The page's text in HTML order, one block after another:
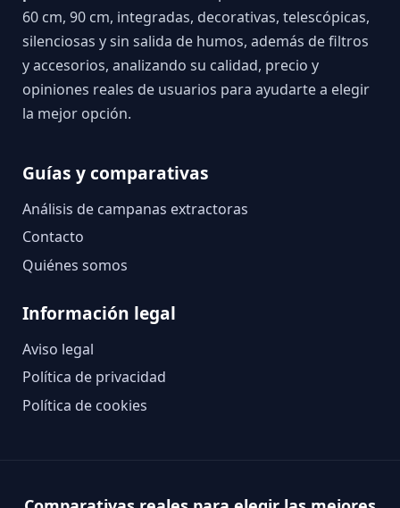
60 cm, 90 cm, integradas, decorativas, telescópicas,
silenciosas y sin salida de humos, además de filtros
y accesorios, analizando su calidad, precio y
opiniones reales de usuarios para ayudarte a elegir
la mejor opción.
Guías y comparativas
Análisis de campanas extractoras
Contacto
Quiénes somos
Información legal
Aviso legal
Política de privacidad
Política de cookies